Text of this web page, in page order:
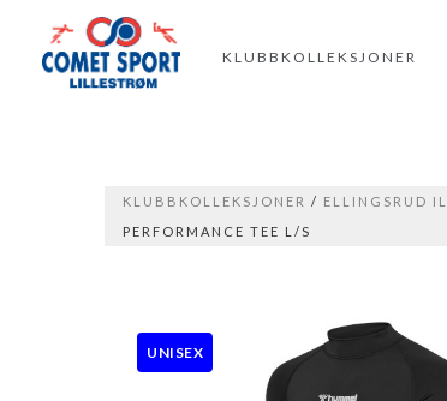
KLUBBKOLLEKSJONER
KLUBBKOLLEKSJONER / ELLINGSRUD IL
PERFORMANCE TEE L/S
UNISEX